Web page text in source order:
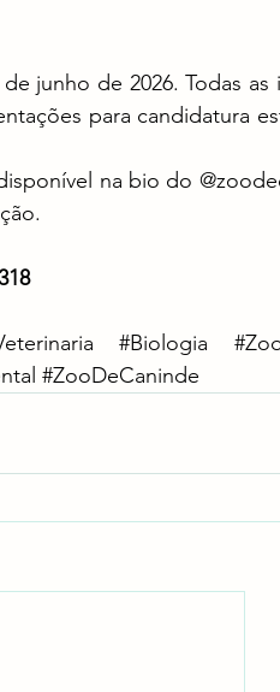
junho de 2026. Todas
para candidatura
na bio do
#Biologia
#ZooDeCaninde